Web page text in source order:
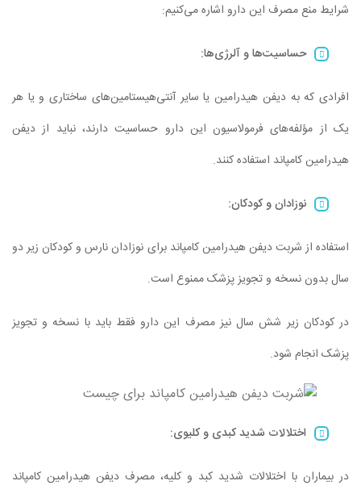
شرایط منع مصرف این دارو اشاره می‌کنیم:
حساسیت‌ها و آلرژی‌ها:
افرادی که به دیفن هیدرامین یا سایر آنتی‌هیستامین‌های ساختاری و یا هر
یک از مؤلفه‌های فرمولاسیون این دارو حساسیت دارند، نباید از دیفن
هیدرامین کامپاند استفاده کنند.
نوزادان و کودکان:
استفاده از شربت دیفن هیدرامین کامپاند برای نوزادان نارس و کودکان زیر دو
سال بدون نسخه و تجویز پزشک ممنوع است.
در کودکان زیر شش سال نیز مصرف این دارو فقط باید با نسخه و تجویز
پزشک انجام شود.
اختلالات شدید کبدی و کلیوی:
در بیماران با اختلالات شدید کبد و کلیه، مصرف دیفن هیدرامین کامپاند